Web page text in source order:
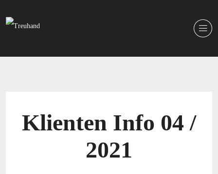
Klienten Info 04 /
2021